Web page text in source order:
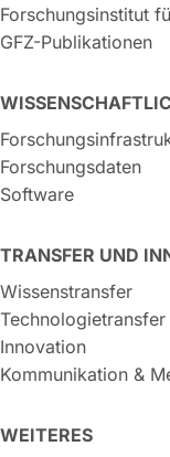
Forschungsinstitut
GFZ-Publikationen
Forschungsdaten
Software
TRANSFER UND
Wissenstransfer
Technologietransfer
Innovation
Kommunikation &
WEITERES